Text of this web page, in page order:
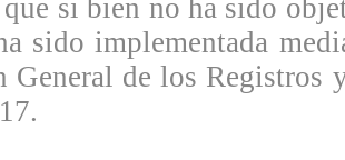
que si bien no ha sido
sido implementada
General de los Registros